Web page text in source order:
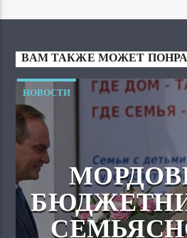
ВАМ ТАКЖЕ МОЖЕТ
НОВОСТИ